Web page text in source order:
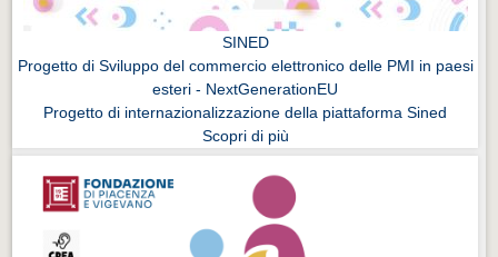
SINED
Progetto di Sviluppo del commercio elettronico delle PMI in paesi
esteri - NextGenerationEU
Progetto di internazionalizzazione della piattaforma Sined
Scopri di più